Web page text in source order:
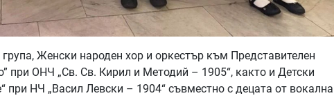
Женски народен хор и оркестър към Представителен
при ОНЧ „Св. Св. Кирил и Методий – 1905“, както и Детски
НЧ „Васил Левски – 1904“ съвместно с децата от вокална